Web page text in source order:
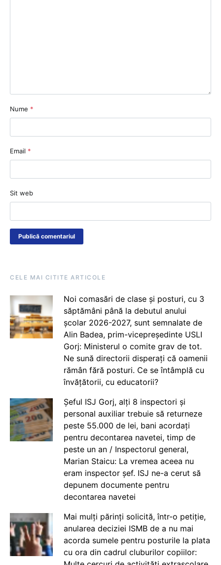
Nume *
Email *
Sit web
CELE MAI CITITE ARTICOLE
Noi comasări de clase și posturi, cu 3
săptămâni până la debutul anului
școlar 2026-2027, sunt semnalate de
Alin Badea, prim-vicepreședinte USLI
Gorj: Ministerul o comite grav de tot.
Ne sună directorii disperați că oamenii
rămân fără posturi. Ce se întâmplă cu
învățătorii, cu educatorii?
Șeful ISJ Gorj, alți 8 inspectori și
personal auxiliar trebuie să returneze
peste 55.000 de lei, bani acordați
pentru decontarea navetei, timp de
peste un an / Inspectorul general,
Marian Staicu: La vremea aceea nu
eram inspector șef. ISJ ne-a cerut să
depunem documente pentru
decontarea navetei
Mai mulți părinți solicită, într-o petiție,
anularea deciziei ISMB de a nu mai
acorda sumele pentru posturile la plata
cu ora din cadrul cluburilor copiilor: